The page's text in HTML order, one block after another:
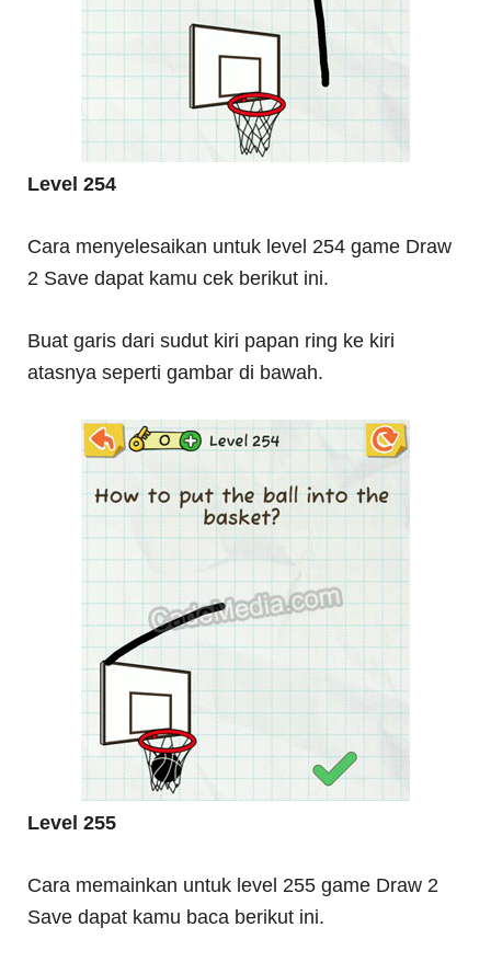
Level 254
Cara menyelesaikan untuk level 254 game Draw
2 Save dapat kamu cek berikut ini.
Buat garis dari sudut kiri papan ring ke kiri
atasnya seperti gambar di bawah.
Level 255
Cara memainkan untuk level 255 game Draw 2
Save dapat kamu baca berikut ini.